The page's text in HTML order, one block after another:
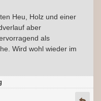
Heu, Holz und einer
aber
als
Wird wohl wieder im